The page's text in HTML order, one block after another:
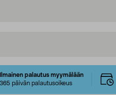
Ilmainen palautus myymälään
365 päivän palautusoikeus